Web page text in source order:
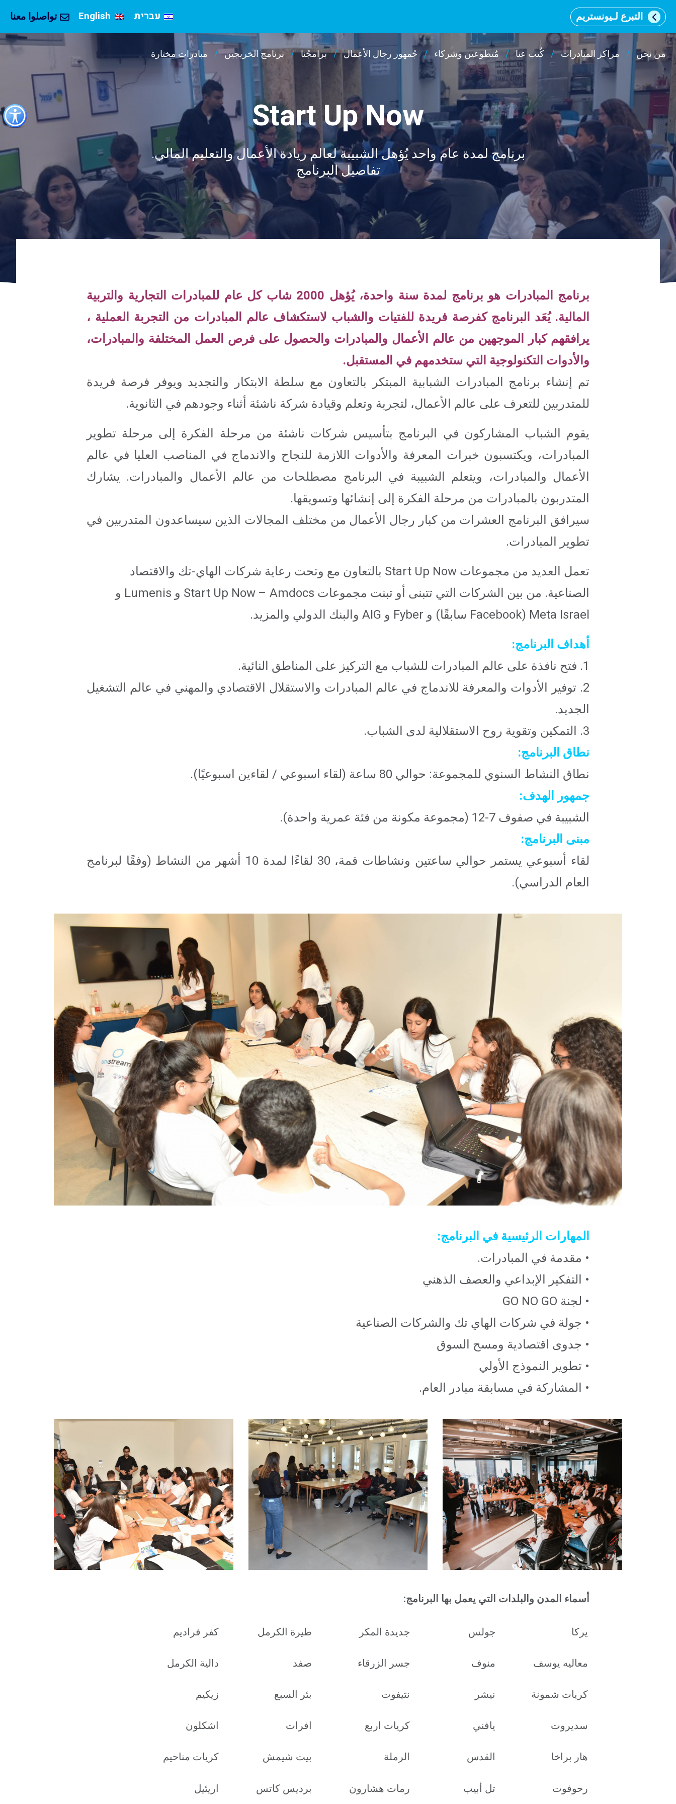
כפתור
לפתיחת
תפריט
נגישות
التبرع لـيونستريم עברית English تواصلوا معنا
من نحن مراكز المبادرات كُتب عنا مُتطوعين وشركاء جُمهور رجال الأعمال برامجُنا برنامج الخريجين مبادرات مختارة
תוכן
מרכזי
Start Up Now
برنامج لمدة عام واحد يُؤهل الشبيبة لعالم ريادة الأعمال والتعليم المالي.
تفاصيل البرنامج
برنامج المبادرات هو برنامج لمدة سنة واحدة، يُؤهل 2000 شاب كل عام للمبادرات التجارية والتربية
المالية. يُعَد البرنامج كفرصة فريدة للفتيات والشباب لاستكشاف عالم المبادرات من التجربة العملية ،
يرافقهم كبار الموجهين من عالم الأعمال والمبادرات والحصول على فرص العمل المختلفة والمبادرات،
والأدوات التكنولوجية التي ستخدمهم في المستقبل.
تم إنشاء برنامج المبادرات الشبابية المبتكر بالتعاون مع سلطة الابتكار والتجديد ويوفر فرصة فريدة
للمتدربين للتعرف على عالم الأعمال، لتجربة وتعلم وقيادة شركة ناشئة أثناء وجودهم في الثانوية.
يقوم الشباب المشاركون في البرنامج بتأسيس شركات ناشئة من مرحلة الفكرة إلى مرحلة تطوير
المبادرات، ويكتسبون خبرات المعرفة والأدوات اللازمة للنجاح والاندماج في المناصب العليا في عالم
الأعمال والمبادرات، ويتعلم الشبيبة في البرنامج مصطلحات من عالم الأعمال والمبادرات. يشارك
المتدربون بالمبادرات من مرحلة الفكرة إلى إنشائها وتسويقها.
سيرافق البرنامج العشرات من كبار رجال الأعمال من مختلف المجالات الذين سيساعدون المتدربين في
تطوير المبادرات.
تعمل العديد من مجموعات Start Up Now بالتعاون مع وتحت رعاية شركات الهاي-تك والاقتصاد
الصناعية. من بين الشركات التي تتبنى أو تبنت مجموعات Start Up Now – Amdocs و Lumenis و
Meta Israel (Facebook سابقًا) و Fyber و AIG والبنك الدولي والمزيد.
أهداف البرنامج:
1. فتح نافذة على عالم المبادرات للشباب مع التركيز على المناطق النائية.
2. توفير الأدوات والمعرفة للاندماج في عالم المبادرات والاستقلال الاقتصادي والمهني في عالم التشغيل
الجديد.
3. التمكين وتقوية روح الاستقلالية لدى الشباب.
نطاق البرنامج:
نطاق النشاط السنوي للمجموعة: حوالي 80 ساعة (لقاء اسبوعي / لقاءين اسبوعيًا).
جمهور الهدف:
الشبيبة في صفوف 7-12 (مجموعة مكونة من فئة عمرية واحدة).
مبنى البرنامج:
لقاء أسبوعي يستمر حوالي ساعتين ونشاطات قمة، 30 لقاءًا لمدة 10 أشهر من النشاط (وفقًا لبرنامج
العام الدراسي).
المهارات الرئيسية في البرنامج:
• مقدمة في المبادرات.
• التفكير الإبداعي والعصف الذهني
• لجنة GO NO GO
• جولة في شركات الهاي تك والشركات الصناعية
• جدوى اقتصادية ومسح السوق
• تطوير النموذج الأولي
• المشاركة في مسابقة مبادر العام.
أسماء المدن والبلدات التي يعمل بها البرنامج:
يركا جولس جديدة المكر طيرة الكرمل كفر فراديم
معاليه يوسف منوف جسر الزرقاء صفد دالية الكرمل
كريات شمونة نيشر نتيفوت بئر السبع زيكيم
سديروت يافني كريات اربع افرات اشكلون
هار براخا القدس الرملة بيت شيمش كريات مناحيم
رحوفوت تل أبيب رمات هشارون برديس كاتس اريئيل